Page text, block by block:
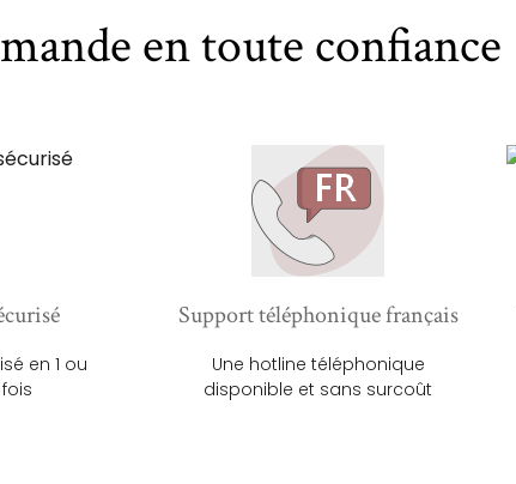
en toute confiance
en 1 ou
Support téléphonique français
Une hotline téléphonique
disponible et sans surcoût